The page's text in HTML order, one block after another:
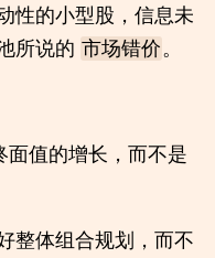
性的小型股，信息未
所说的 市场错价。
面值的增长，而不是
整体组合规划，而不